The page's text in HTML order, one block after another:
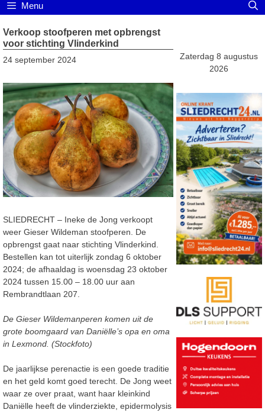
Menu
Verkoop stoofperen met opbrengst
voor stichting Vlinderkind
24 september 2024
SLIEDRECHT – Ineke de Jong verkoopt
weer Gieser Wildeman stoofperen. De
opbrengst gaat naar stichting Vlinderkind.
Bestellen kan tot uiterlijk zondag 6 oktober
2024; de afhaaldag is woensdag 23 oktober
2024 tussen 15.00 – 18.00 uur aan
Rembrandtlaan 207.
De Gieser Wildemanperen komen uit de
grote boomgaard van Daniëlle’s opa en oma
in Lexmond. (Stockfoto)
De jaarlijkse perenactie is een goede traditie
en het geld komt goed terecht. De Jong weet
waar ze over praat, want haar kleinkind
Daniëlle heeft de vlinderziekte, epidermolysis
Zaterdag 8 augustus
2026